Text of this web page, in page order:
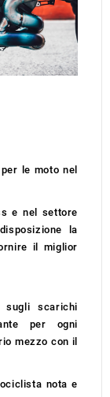
le moto nel
e nel settore
la
il miglior
sugli scarichi
per ogni
mezzo con il
nota e